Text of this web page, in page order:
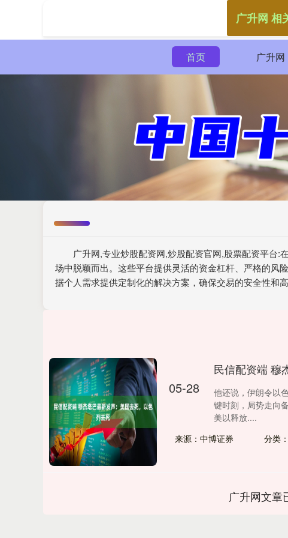
首页 广升网
广升网,专业炒股配资网,炒股配资官网,股票配资平台
场中脱颖而出。这些平台提供灵活的资金杠杆、严格的风
据个人需求提供定制化的解决方案，确保交易的安全性和
广升网 相
05-28
民信配资端 穆
他还说，伊朗令以
键时刻，局势走向
美以释放....
来源：中博证券
分类
广升网文章